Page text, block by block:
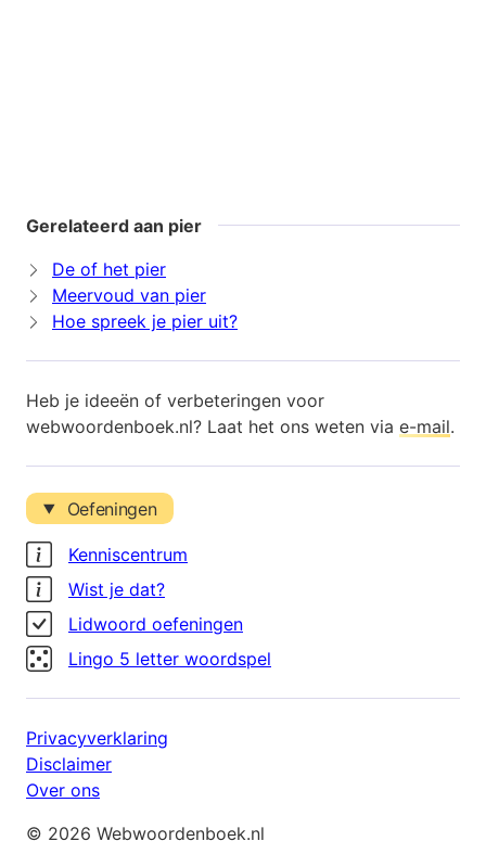
Gerelateerd aan pier
De of het pier
Meervoud van pier
Hoe spreek je pier uit?
Heb je ideeën of verbeteringen voor
webwoordenboek.nl? Laat het ons weten via e-mail.
Oefeningen
Kenniscentrum
Wist je dat?
Lidwoord oefeningen
Lingo 5 letter woordspel
Privacyverklaring
Disclaimer
Over ons
© 2026 Webwoordenboek.nl